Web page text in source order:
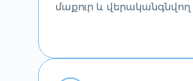
մաքուր և վերականգնվող